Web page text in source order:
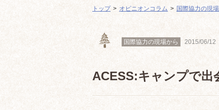
トップ オピニオンコラム 国際協力の現
国際協力の現場から 2015/06/12
ACESS:キャンプで出